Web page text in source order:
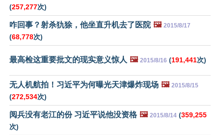
(257,277次)
咋回事？射杀犰狳，他坐直升机去了医院 🖼️ 2015/8/17
(68,778次)
最高检这重要批文的现实意义惊人 🖼️ 2015/8/16 (191,441次)
无人机航拍！习近平为何曝光天津爆炸现场 🖼️ 2015/8/15
(272,534次)
阅兵没有老江的份 习近平说他没资格 🖼️ 2015/8/14 (359,255
次)